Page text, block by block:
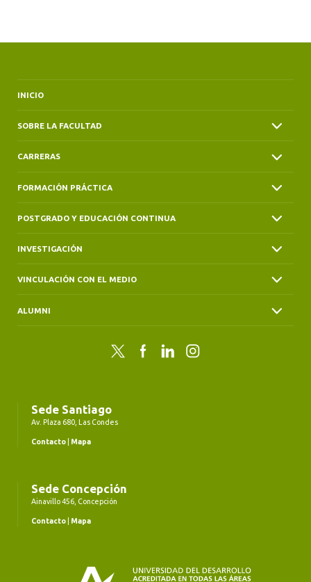
INICIO
SOBRE LA FACULTAD
CARRERAS
FORMACIÓN PRÁCTICA
POSTGRADO Y EDUCACIÓN CONTINUA
INVESTIGACIÓN
VINCULACIÓN CON EL MEDIO
ALUMNI
Twitter FacebookLinkedInInstagram
Sede Santiago
Av. Plaza 680, Las Condes
Contacto Mapa
Sede Concepción
Ainavillo 456, Concepción
Contacto Mapa